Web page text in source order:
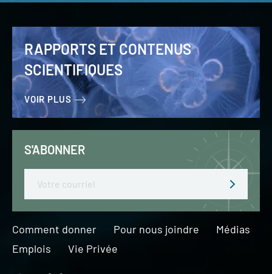
RAPPORTS ET CONTENUS
SCIENTIFIQUES
VOIR PLUS
S'ABONNER
Comment donner Pour nous joindre
Médias
Emplois
Vie Privée